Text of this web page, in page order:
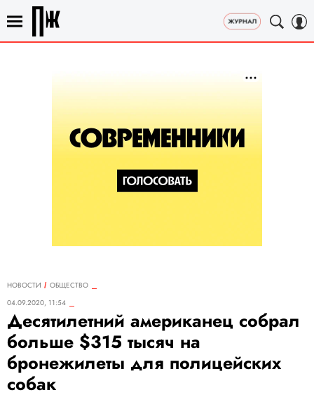
НОВОСТИ
ОБЩЕСТВО
04.09.2020, 11:54
Десятилетний американец собрал
больше $315 тысяч на
бронежилеты для полицейских
собак